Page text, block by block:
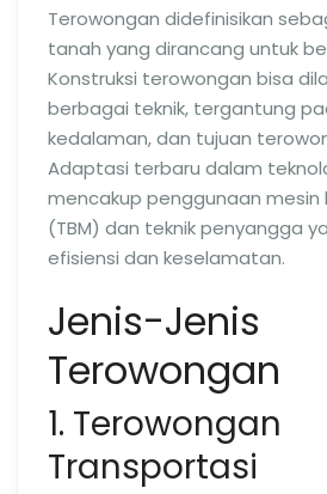
Terowongan didefinisikan
tanah yang dirancang untuk
Konstruksi terowongan bisa
berbagai teknik, tergantung
kedalaman, dan tujuan
Adaptasi terbaru dalam
mencakup penggunaan
(TBM) dan teknik penyangga
efisiensi dan keselamatan.
Jenis-Jenis
Terowongan
1. Terowongan
Transportasi